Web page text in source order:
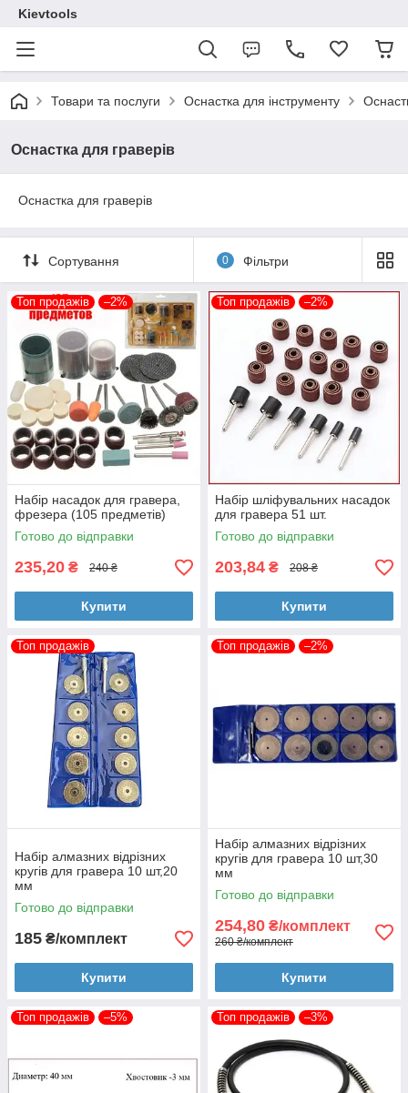
Kievtools
Товари та послуги Оснастка для інструменту
Оснастка для граверів
Оснастка для граверів
Сортування 0 Фільтри
Топ продажів –2%
Набір насадок для гравера,
фрезера (105 предметів)
Готово до відправки
235,20 ₴ 240 ₴
Купити
Топ продажів –2%
Набір шліфувальних насадок
для гравера 51 шт.
Готово до відправки
203,84 ₴ 208 ₴
Купити
Топ продажів
Набір алмазних відрізних
кругів для гравера 10 шт,20
мм
Готово до відправки
185 ₴/комплект
Купити
Топ продажів –2%
Набір алмазних відрізних
кругів для гравера 10 шт,30
мм
Готово до відправки
254,80 ₴/комплект
260 ₴/комплект
Купити
Топ продажів –5% Топ продажів –3%